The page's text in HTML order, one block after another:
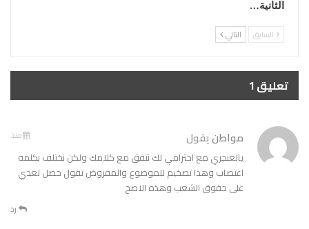
الثانية…
السابق التالي
تعليق 1
مواطنيقول منذ
يالعنجري مع احترامي لك نتفق مع كلامك ولكن نختلف بكلمه
اغتصاب وهذا تضخيم للموضوع والمفروض تقول حصل تعدي
على حقوق الشعب وهذه الاصح
رد